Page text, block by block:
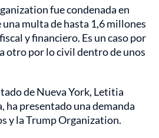
fue condenada en
una multa de hasta 1,6 millones
y financiero. Es un caso por
otro por lo civil dentro de unos
de Nueva York, Letitia
ha presentado una demanda
y la Trump Organization.